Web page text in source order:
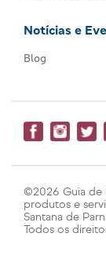
Notícias e
Blog
©2026 Guia de
produtos e
Santana de
Todos os